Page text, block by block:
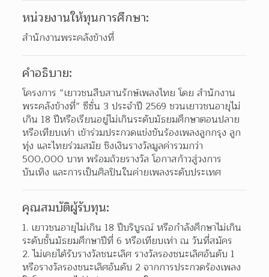
หน่วยงานให้ทุนการศึกษา:
สำนักงานพระคลังข้างที่
คำอธิบาย:
โครงการ “เยาวชนสืบสานรักษ์เพลงไทย โดย สำนักงาน
พระคลังข้างที่” ซีซั่น 3 ประจำปี 2569 ชวนเยาวชนอายุไม่
เกิน 18 ปีหรือเรียนอยู่ไม่เกินระดับมัธยมศึกษาตอนปลาย
หรือเทียบเท่า เข้าร่วมประกวดแข่งขันร้องเพลงลูกกรุง ลูก
ทุ่ง และไทยร่วมสมัย ชิงเงินรางวัลมูลค่ารวมกว่า
500,000 บาท พร้อมถ้วยรางวัล โอกาสก้าวสู่วงการ
บันเทิง และการเป็นศิลปินในค่ายเพลงระดับประเทศ
คุณสมบัติผู้รับทุน:
เยาวชนอายุไม่เกิน 18 ปีบริบูรณ์ หรือกำลังศึกษาไม่เกิน
ระดับชั้นมัธยมศึกษาปีที่ 6 หรือเทียบเท่า ณ วันที่สมัคร
ไม่เคยได้รับรางวัลชนะเลิศ รางวัลรองชนะเลิศอันดับ 1
หรือรางวัลรองชนะเลิศอันดับ 2 จากการประกวดร้องเพลง